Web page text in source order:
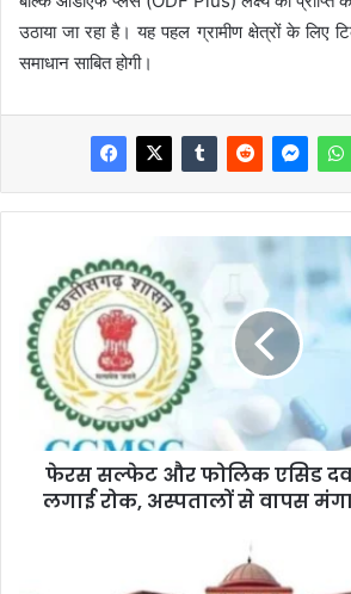
उठाया जा रहा है। यह पहल ग्रामीण क्षेत्रों के लिए
समाधान साबित होगी।
फेरस सल्फेट और फोलिक एसिड
लगाई रोक, अस्पतालों से वापस